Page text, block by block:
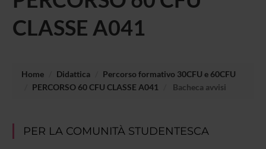
CLASSE A041
Home Didattica
Percorso formativo 30CFU e 60CFU
PERCORSO 60 CFU CLASSE A041
Bacheca avvisi
PER LA COMUNITÀ STUDENTESCA